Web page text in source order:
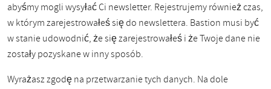
abyśmy mogli wysyłać Ci newsletter. Rejestrujemy również czas,
w którym zarejestrowałeś się do newslettera. Bastion musi być
w stanie udowodnić, że się zarejestrowałeś i że Twoje dane nie
zostały pozyskane w inny sposób.
Wyrażasz zgodę na przetwarzanie tych danych. Na dole